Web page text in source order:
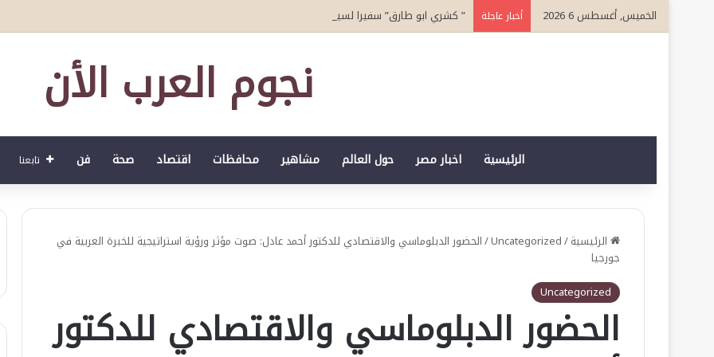
الخميس, أغسطس 6 2026 أخبار عاجلة ” كشري ابو طارق” سفيرا لسياحة الطعام في الشرق الأوسط.. ويستضيف أكثر من 50 سفيرا ودبلوماسيا ضمن مبادرة “دبلوماسية الكشري”
نجوم العرب الأن
الرئيسية اخبار مصر حول العالم مشاهير محافظات اقتصاد صحة فن تابعنا
الرئيسية/
Uncategorized
/الحضور الدبلوماسي والاقتصادي للدكتور أحمد عادل: صوت مؤثر ورؤية استراتيجية للخبرة العربية في
جورجيا
Uncategorized
الحضور الدبلوماسي والاقتصادي للدكتور